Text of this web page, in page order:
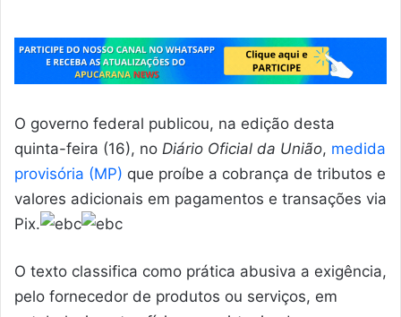
O governo federal publicou, na edição desta
quinta-feira (16), no Diário Oficial da União, medida
provisória (MP) que proíbe a cobrança de tributos e
valores adicionais em pagamentos e transações via
Pix.
O texto classifica como prática abusiva a exigência,
pelo fornecedor de produtos ou serviços, em